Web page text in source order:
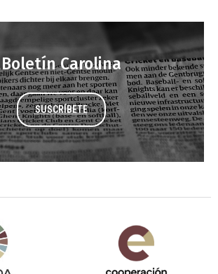
Boletín Carolina
SUSCRÍBETE